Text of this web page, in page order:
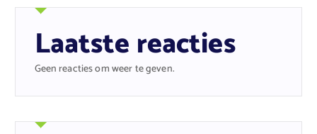
Laatste reacties
Geen reacties om weer te geven.